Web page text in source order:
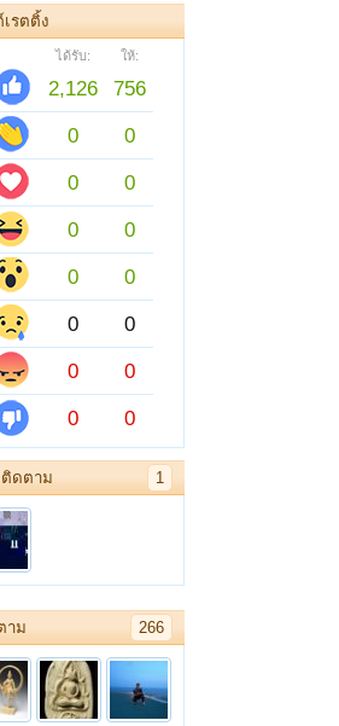
รตติ้ง
ได้รับ: ให้:
2,126
756
0
0
0
0
0
0
0
0
0
0
0
0
0
0
ติดตาม 1
าม 266